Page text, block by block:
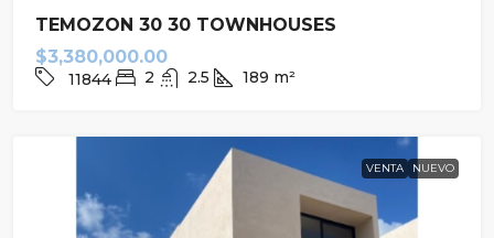
TEMOZON 30 30 TOWNHOUSES
$3,380,000.00
11844 2 2.5 189 m²
VENTA NUEVO